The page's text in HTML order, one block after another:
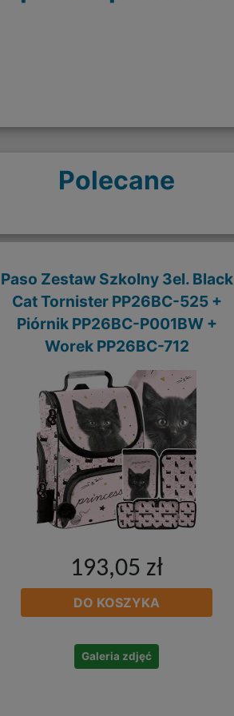
Polecane
Paso Zestaw Szkolny 3el. Black
Cat Tornister PP26BC-525 +
Piórnik PP26BC-P001BW +
Worek PP26BC-712
193,05 zł
DO KOSZYKA
Galeria zdjęć